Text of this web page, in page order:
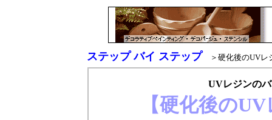
ステップ バイ ステップ ＞硬化後のUVレ
UVレジンの
【硬化後の